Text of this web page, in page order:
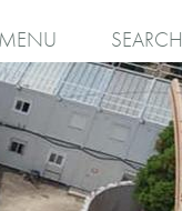
MENU SEARCH